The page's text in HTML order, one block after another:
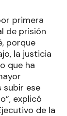
primera
de prisión
porque
la justicia
que ha
subir ese
explicó
de la